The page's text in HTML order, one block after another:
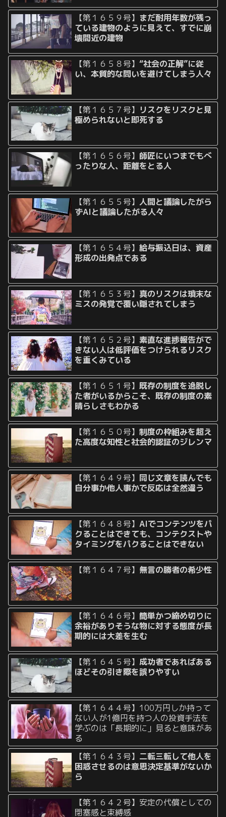
【第１６５９号】 まだ耐用年数が残っ
ている建物のように見えて、すでに崩
壊間近の建物
【第１６５８号】“社会の正解”に従
い、本質的な問いを避けてしまう人々
【第１６５７号】 リスクをリスクと見
極められないと即死する
【第１６５６号】 師匠にいつまでもべ
ったりな人、距離をとる人
【第１６５５号】人間と議論したがら
ずAIと議論したがる人々
【第１６５４号】給与振込日は、資産
形成の出発点である
【第１６５３号】 真のリスクは瑣末な
ミスの発覚で覆い隠されてしまう
【第１６５２号】素直な進捗報告がで
きない人は低評価をつけられるリスク
を重くみている
【第１６５１号】既存の制度を逸脱し
た者がいるからこそ、既存の制度の素
晴らしさもわかる
【第１６５０号】制度の枠組みを超え
た高度な知性と社会的認証のジレンマ
【第１６４９号】 同じ文章を読んでも
自分事か他人事かで反応は全然違う
【第１６４８号】AIでコンテンツをパ
クることはできても、コンテクストや
タイミングをパクることはできない
【第１６４７号】 無言の勝者の希少性
【第１６４６号】簡単かつ締め切りに
余裕がありそうな物に対する態度が長
期的には大差を生む
【第１６４５号】成功者であればある
ほどその引き際を誤りやすい
【第１６４４号】100万円しか持って
ない人が1億円を持つ人の投資手法を
学ぶのは「長期的に」見ると意味があ
る
【第１６４３号】 二転三転して他人を
困惑させるのは意思決定基準がないか
ら
【第１６４２号】安定の代償としての
閉塞感と束縛感